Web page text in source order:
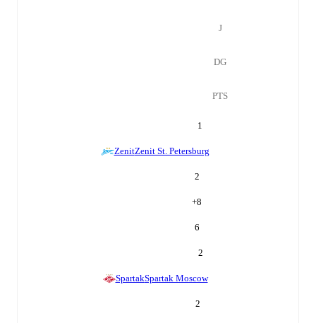
J
DG
PTS
1
ZenitZenit St. Petersburg
2
+8
6
2
SpartakSpartak Moscow
2